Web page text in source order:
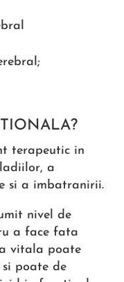
terapeutic in
a
si a imbatranirii.
nivel de
a face fata
vitala poate
poate de